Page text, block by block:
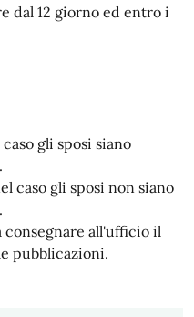
dal 12 giorno ed entro i
gli sposi siano
caso gli sposi non siano
consegnare all'ufficio il
pubblicazioni.